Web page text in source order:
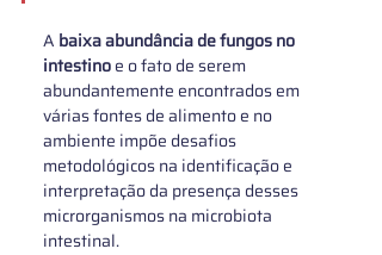
A baixa abundância de fungos no
intestino e o fato de serem
abundantemente encontrados em
várias fontes de alimento e no
ambiente impõe desafios
metodológicos na identificação e
interpretação da presença desses
microrganismos na microbiota
intestinal.